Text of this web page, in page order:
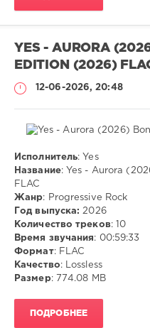
Кулинария,
PDF
YES - AURORA
EDITION (2026)
12-06-2026, 20:48
Музыка
ivashka
59
Progressive
Исполнитель: Yes
Название: Yes - Aurora
FLAC
Жанр: Progressive Rock
Год выпуска: 2026
Количество треков: 10
Время звучания: 00:59:33
Формат: FLAC
Качество: Lossless
Размер: 774.08 MB
ПОДРОБНЕЕ